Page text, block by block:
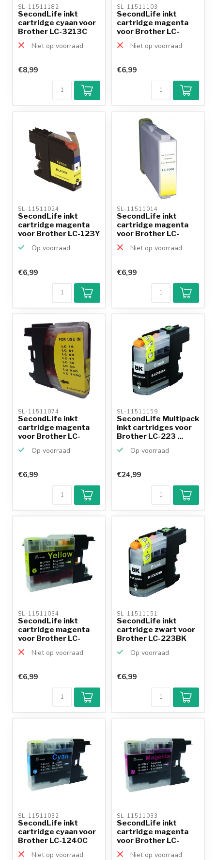
SL-11511182
SecondLife inkt
cartridge cyaan voor
Brother LC-3213C
Niet op voorraad
€8,99
SL-11511103
SecondLife inkt
cartridge magenta
voor Brother LC-
Niet op voorraad
€6,99
SL-11511024
SecondLife inkt
cartridge magenta
voor Brother LC-123Y
Op voorraad
€6,99
SL-11511014
SecondLife inkt
cartridge magenta
voor Brother LC-
970Y en...
Niet op voorraad
€6,99
SL-11511074
SecondLife inkt
cartridge magenta
voor Brother LC-
Op voorraad
€6,99
SL-11511159
SecondLife Multipack
inkt cartridges voor
Brother LC-223 ...
Op voorraad
€24,99
SL-11511034
SecondLife inkt
cartridge magenta
voor Brother LC-
1240Y
Niet op voorraad
€6,99
SL-11511151
SecondLife inkt
cartridge zwart voor
Brother LC-223BK
Op voorraad
9,2/10
Achteraf
betalen mogelijk
€6,99
SL-11511032
SecondLife inkt
cartridge cyaan voor
Brother LC-1240C
Niet op voorraad
SL-11511033
SecondLife inkt
cartridge magenta
voor Brother LC-
1240M
Niet op voorraad